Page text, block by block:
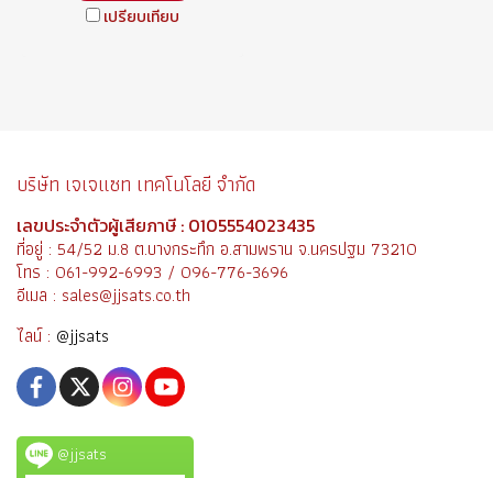
เปรียบเทียบ
บริษัท เจเจแซท เทคโนโลยี จำกัด
เลขประจำตัวผู้เสียภาษี : 0105554023435
ที่อยู่ : 54/52 ม.8 ต.บางกระทึก อ.สามพราน จ.นครปฐม 73210
โทร : 061-992-6993 / 096-776-3696
อีเมล : sales@jjsats.co.th
ไลน์ : @jjsats
@jjsats